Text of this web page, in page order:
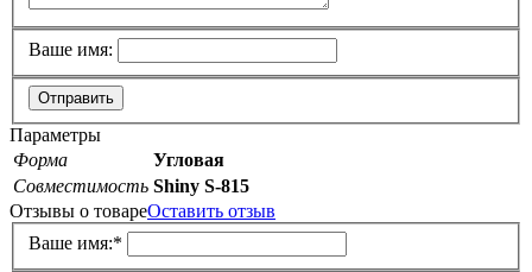
Ваше имя:
Отправить
Параметры
Форма
Угловая
Совместимость Shiny S-815
Отзывы о товареОставить отзыв
Ваше имя:*